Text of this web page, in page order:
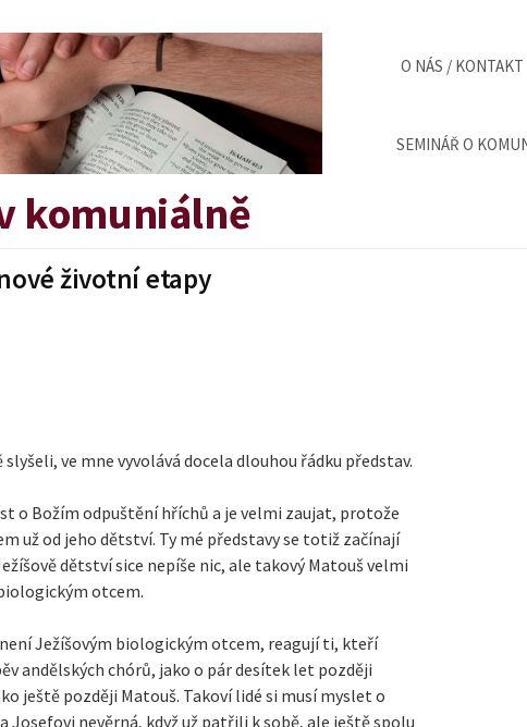
komuniálně
O NÁS / KONTAKT
SEMINÁŘ O
životní etapy
ve mne vyvolává docela dlouhou řádku představ.
o Božím odpuštění hříchů a je velmi zaujat, protože
už od jeho dětství. Ty mé představy se totiž začínají
dětství sice nepíše nic, ale takový Matouš velmi
otcem.
Ježíšovým biologickým otcem, reagují ti, kteří
andělských chórů, jako o pár desítek let později
ještě později Matouš. Takoví lidé si musí myslet o
Josefovi nevěrná, když už patřili k sobě, ale ještě spolu